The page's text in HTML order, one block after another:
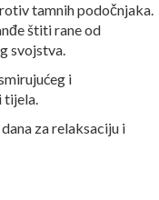
tamnih podočnjaka.
štiti rane od
svojstva.
i
tijela.
za relaksaciju i